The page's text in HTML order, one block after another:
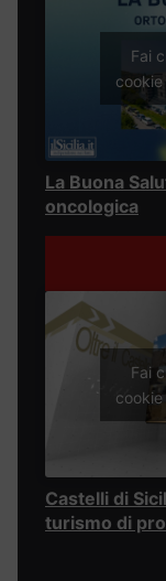
Fai
La Buona
oncologica
Fai
Castelli di
turismo di